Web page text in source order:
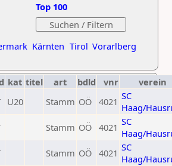
Kärnten Tirol Vorarlberg
Top 100
kat titel art bdld vnr
verein
U20 Stamm OÖ 4021 SC
Haag/
Stamm OÖ 4021 SC
Haag/
Stamm OÖ 4021 SC
Haag/